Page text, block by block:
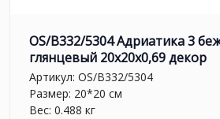
OS/B332/5304 Адриатика 3
глянцевый 20x20x0,69 декор
Артикул: OS/B332/5304
Размер: 20*20 см
Вес: 0.488 кг